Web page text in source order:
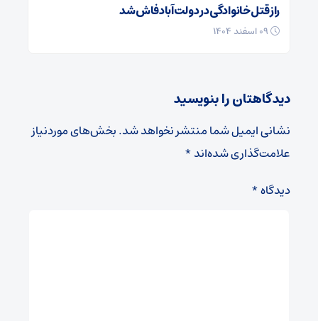
راز قتل خانوادگی در دولت‌آباد فاش شد
دیدگاهتان را بنویسید
نشانی ایمیل شما منتشر نخواهد شد.بخش‌های موردنیاز
علامت‌گذاری شده‌اند*
دیدگاه*